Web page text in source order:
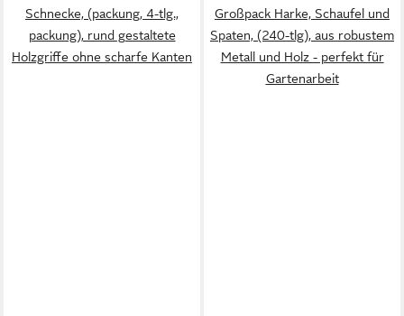
Schnecke, (packung, 4-tlg.,
packung), rund gestaltete
Holzgriffe ohne scharfe Kanten
Großpack Harke, Schaufel und
Spaten, (240-tlg), aus robustem
Metall und Holz - perfekt für
Gartenarbeit